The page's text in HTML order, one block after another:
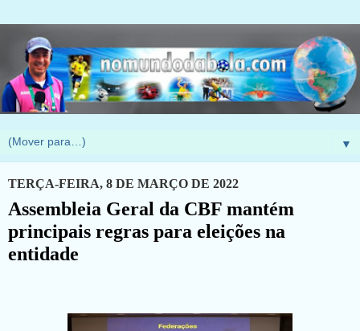
▼
TERÇA-FEIRA, 8 DE MARÇO DE 2022
Assembleia Geral da CBF mantém
principais regras para eleições na
entidade